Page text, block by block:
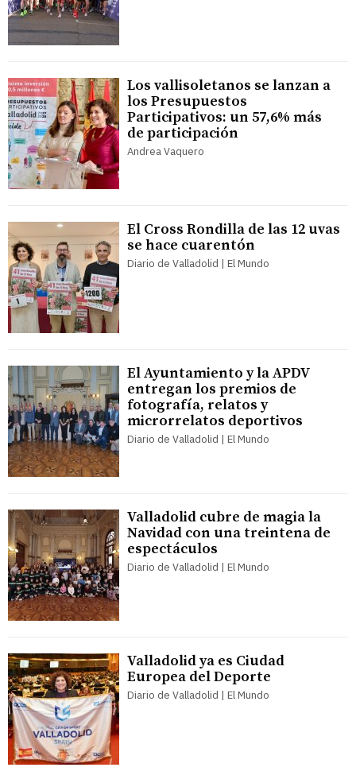
Los vallisoletanos se lanzan a
los Presupuestos
Participativos: un 57,6% más
de participación
Andrea Vaquero
El Cross Rondilla de las 12 uvas
se hace cuarentón
Diario de Valladolid | El Mundo
El Ayuntamiento y la APDV
entregan los premios de
fotografía, relatos y
microrrelatos deportivos
Diario de Valladolid | El Mundo
Valladolid cubre de magia la
Navidad con una treintena de
espectáculos
Diario de Valladolid | El Mundo
Valladolid ya es Ciudad
Europea del Deporte
Diario de Valladolid | El Mundo